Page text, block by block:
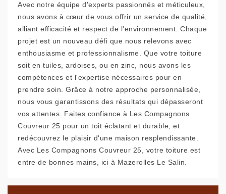
Avec notre équipe d'experts passionnés et méticuleux,
nous avons à cœur de vous offrir un service de qualité,
alliant efficacité et respect de l'environnement. Chaque
projet est un nouveau défi que nous relevons avec
enthousiasme et professionnalisme. Que votre toiture
soit en tuiles, ardoises, ou en zinc, nous avons les
compétences et l'expertise nécessaires pour en
prendre soin. Grâce à notre approche personnalisée,
nous vous garantissons des résultats qui dépasseront
vos attentes. Faites confiance à Les Compagnons
Couvreur 25 pour un toit éclatant et durable, et
redécouvrez le plaisir d'une maison resplendissante.
Avec Les Compagnons Couvreur 25, votre toiture est
entre de bonnes mains, ici à Mazerolles Le Salin.